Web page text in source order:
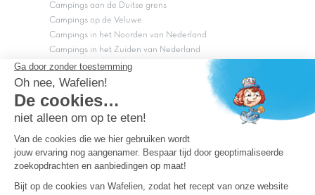
Campings aan de Duitse grens
Campings op de Veluwe
Campings in het Noorden van Nederland
Campings in het Zuiden van Nederland
Copyright Capfun 2026 ©
Bij Capfun solliciteren
Veelgestelde vragen
Dutchbox Vakantiepark
Superdeals
Capfun in de media
Carabouille.nl
Wettelijke bepalingen